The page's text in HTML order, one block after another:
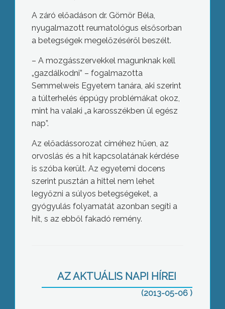
A záró előadáson dr. Gömör Béla,
nyugalmazott reumatológus elsősorban
a betegségek megelőzéséről beszélt.
– A mozgásszervekkel magunknak kell
„gazdálkodni” – fogalmazotta
Semmelweis Egyetem tanára, aki szerint
a túlterhelés éppúgy problémákat okoz,
mint ha valaki „a karosszékben ül egész
nap”.
Az előadássorozat címéhez hűen, az
orvoslás és a hit kapcsolatának kérdése
is szóba került. Az egyetemi docens
szerint pusztán a hittel nem lehet
legyőzni a súlyos betegségeket, a
gyógyulás folyamatát azonban segíti a
hit, s az ebből fakadó remény.
AZ AKTUÁLIS NAPI HÍREI
(2013-05-06 )